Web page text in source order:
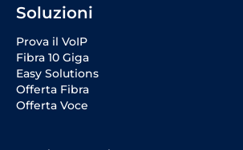
Soluzioni
Prova il VoIP
Fibra 10 Giga
Easy Solutions
Offerta Fibra
Offerta Voce